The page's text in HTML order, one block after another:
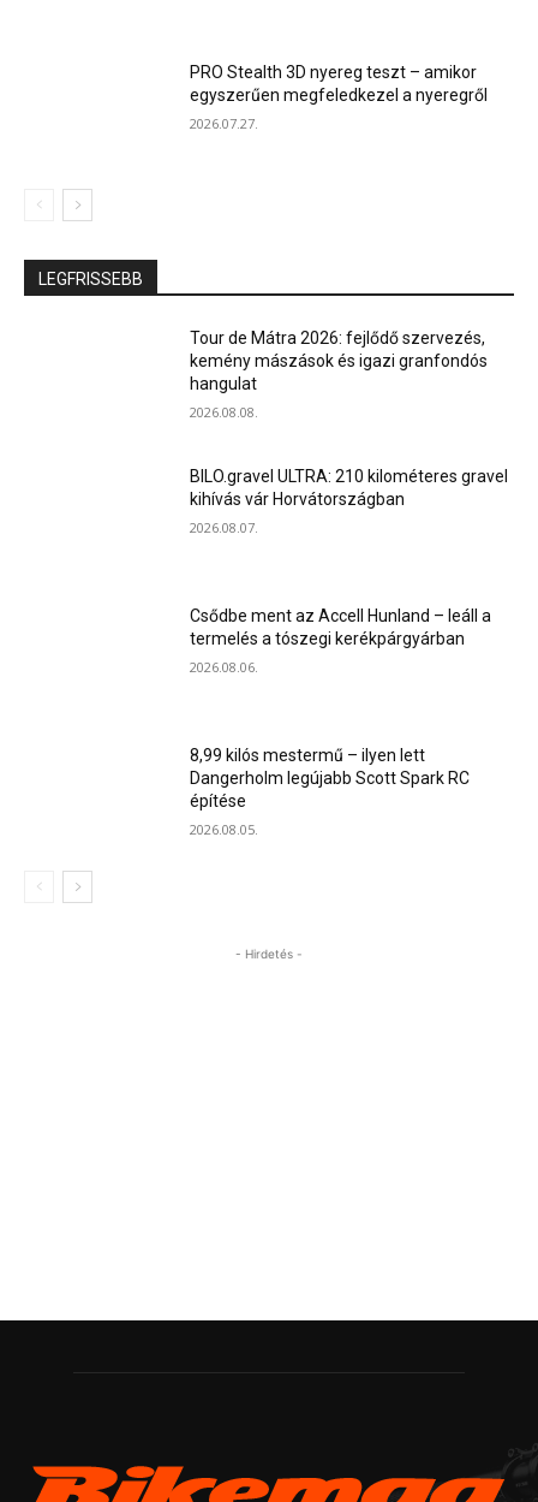
PRO Stealth 3D nyereg teszt – amikor
egyszerűen megfeledkezel a nyeregről
2026.07.27.
LEGFRISSEBB
Tour de Mátra 2026: fejlődő szervezés,
kemény mászások és igazi granfondós
hangulat
2026.08.08.
BILO.gravel ULTRA: 210 kilométeres gravel
kihívás vár Horvátországban
2026.08.07.
Csődbe ment az Accell Hunland – leáll a
termelés a tószegi kerékpárgyárban
2026.08.06.
8,99 kilós mestermű – ilyen lett
Dangerholm legújabb Scott Spark RC
építése
2026.08.05.
- Hirdetés -